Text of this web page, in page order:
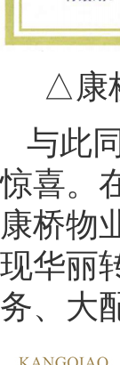
△康
与此
惊喜。
康桥物
现华丽
务、大